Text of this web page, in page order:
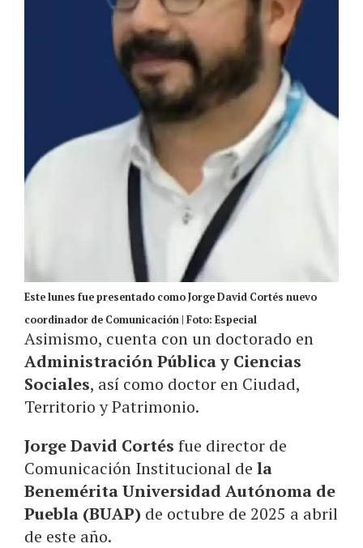
Este lunes fue presentado como Jorge David Cortés nuevo
coordinador de Comunicación | Foto: Especial
Asimismo, cuenta con un doctorado en
Administración Pública y Ciencias
Sociales, así como doctor en Ciudad,
Territorio y Patrimonio.
Jorge David Cortés fue director de
Comunicación Institucional de la
Benemérita Universidad Autónoma de
Puebla (BUAP) de octubre de 2025 a abril
de este año.